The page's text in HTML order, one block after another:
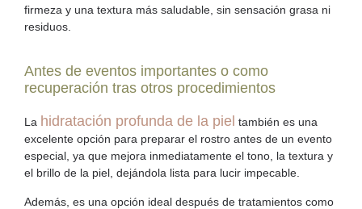
firmeza y una textura más saludable, sin sensación grasa ni
residuos.
Antes de eventos importantes o como
recuperación tras otros procedimientos
La hidratación profunda de la piel también es una
excelente opción para preparar el rostro antes de un evento
especial, ya que mejora inmediatamente el tono, la textura y
el brillo de la piel, dejándola lista para lucir impecable.
Además, es una opción ideal después de tratamientos como